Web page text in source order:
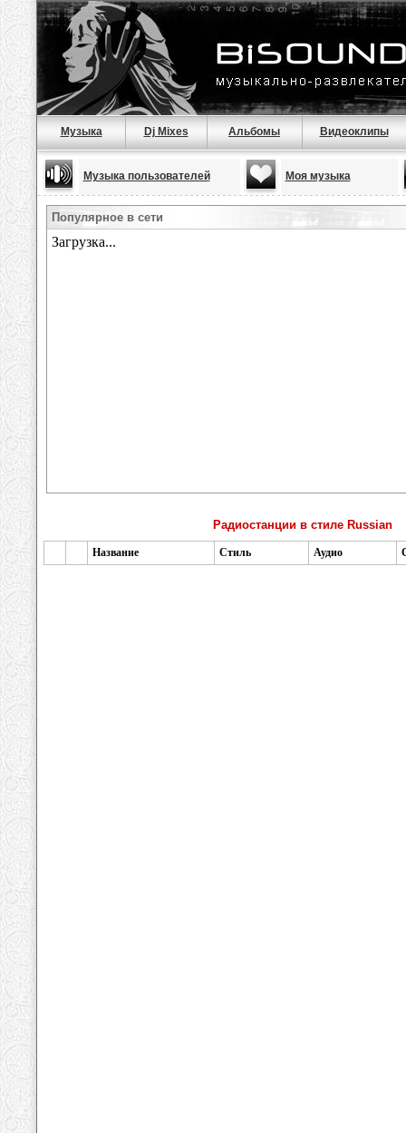
Музыка Dj Mixes Альбомы Видеоклипы
Музыка пользователей Моя музыка
Популярное в сети
Радиостанции в стиле Russian
Название Стиль Аудио